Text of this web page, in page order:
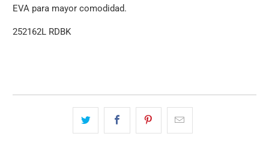
EVA para mayor comodidad.
252162L RDBK